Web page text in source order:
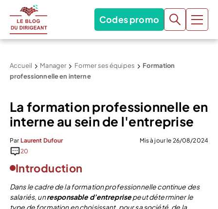
Codes promo
Accueil Manager Former ses équipes
Formation
professionnelle en interne
La formation professionnelle en
interne au sein de l'entreprise
Par Laurent Dufour
Mis à jour le 26/08/2024
20
Introduction
Dans le cadre de la formation professionnelle continue des
salariés, unresponsable d’entreprisepeut déterminer le
type de formation en choisissant, pour sa société, de la